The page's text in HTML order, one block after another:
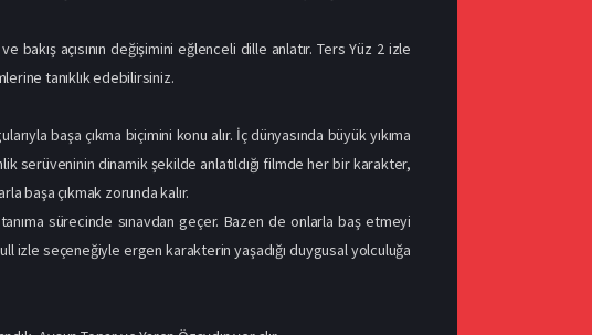
bakış açısının değişimini eğlenceli dille anlatır. Ters Yüz 2 izle
tanıklık edebilirsiniz.
başa çıkma biçimini konu alır. İç dünyasında büyük yıkıma
dinamik şekilde anlatıldığı filmde her bir karakter,
başa çıkmak zorunda kalır.
sürecinde sınavdan geçer. Bazen de onlarla baş etmeyi
izle seçeneğiyle ergen karakterin yaşadığı duygusal yolculuğa